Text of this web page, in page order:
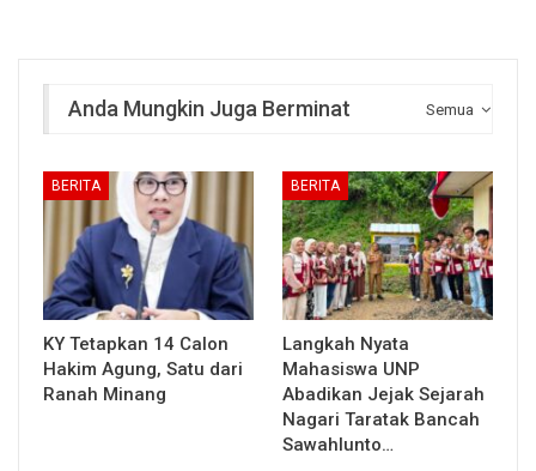
Semua
Anda Mungkin Juga Berminat
BERITA
KY Tetapkan 14 Calon
Hakim Agung, Satu dari
Ranah Minang
BERITA
Langkah Nyata
Mahasiswa UNP
Abadikan Jejak Sejarah
Nagari Taratak Bancah
Sawahlunto…